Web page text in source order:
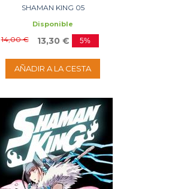
SHAMAN KING 05
Disponible
14,00 € 13,30 € 5%
AÑADIR A LA CESTA